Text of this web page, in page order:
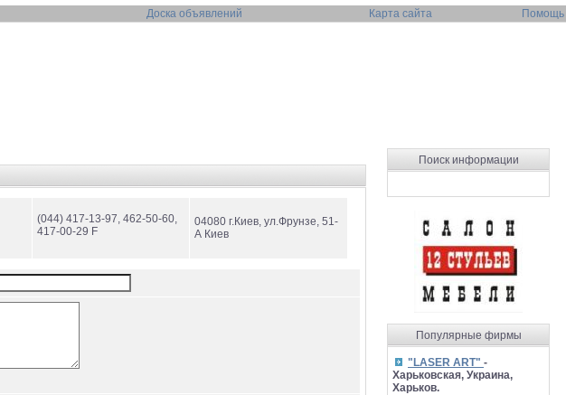
Доска объявлений Карта сайта Помощь
(044) 417-13-97, 462-50-60,
417-00-29 F
04080 г.Киев, ул.Фрунзе, 51-
А Киев
Поиск информации
Популярные фирмы
"LASER ART" -
Харьковская, Украина,
Харьков.